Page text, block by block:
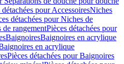
détachées pour AccessoiresNiches
détachées pour Niches de
de rangementPièces détachées pour
BaignoiresBaignoires en acrylique
en acrylique
Pièces détachées pour Baignoires